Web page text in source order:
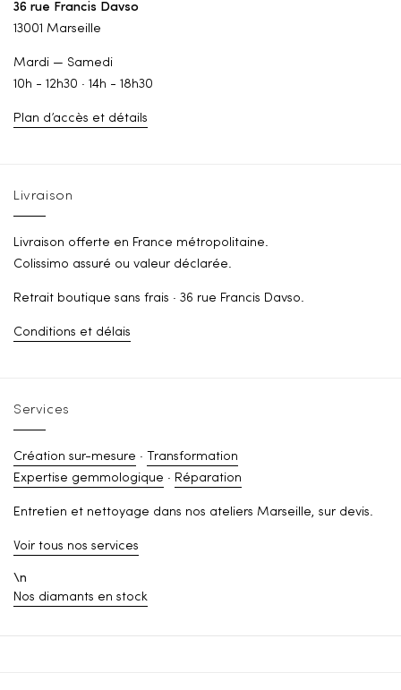
36 rue Francis Davso
13001 Marseille
Mardi — Samedi
10h - 12h30 · 14h - 18h30
Plan d’accès et détails
Livraison
Livraison offerte en France métropolitaine.
Colissimo assuré ou valeur déclarée.
Retrait boutique sans frais · 36 rue Francis Davso.
Conditions et délais
Services
Création sur-mesure · Transformation
Expertise gemmologique · Réparation
Entretien et nettoyage dans nos ateliers Marseille, sur devis.
Voir tous nos services
\n
Nos diamants en stock